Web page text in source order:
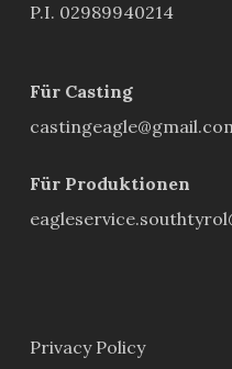
P.I. 02989940214
Für Casting
Für Produktionen
Privacy Policy